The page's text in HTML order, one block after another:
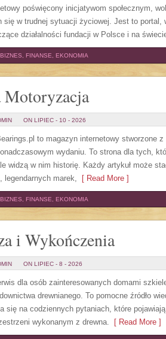
poświęcony inicjatywom społecznym,
się w trudnej sytuacji życiowej. Jest to
działalności fundacji w Polsce i na
BIZNES, FINANSE, EKONOMIA
Motoryzacja
ON LIPIEC - 10 - 2026
to magazyn internetowy stworzone
wydaniu. To strona dla tych,
widzą w nim historię. Każdy artykuł może
legendarnych marek, [ Read More ]
BIZNES, FINANSE, EKONOMIA
i Wykończenia
ON LIPIEC - 8 - 2026
dla osób zainteresowanych domami
drewnianego. To pomocne źródło
się na codziennych pytaniach, które
wykonanym z drewna. [ Read More ]